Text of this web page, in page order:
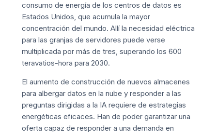
consumo de energía de los centros de datos es
Estados Unidos, que acumula la mayor
concentración del mundo. Allí la necesidad eléctrica
para las granjas de servidores puede verse
multiplicada por más de tres, superando los 600
teravatios-hora para 2030.
El aumento de construcción de nuevos almacenes
para albergar datos en la nube y responder a las
preguntas dirigidas a la IA requiere de estrategias
energéticas eficaces. Han de poder garantizar una
oferta capaz de responder a una demanda en